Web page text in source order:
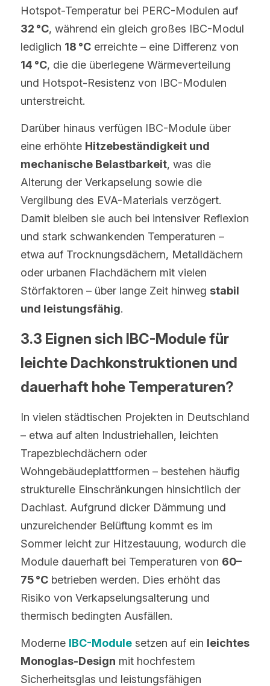
32 °C, während ein gleich großes IBC-Modul
lediglich 18 °C
14 °C, die die überlegene Wärmeverteilung
und Hotspot-Resistenz von IBC-Modulen
unterstreicht.
Darüber hinaus verfügen IBC-Module über
eine erhöhte Hitzebeständigkeit und
mechanische Belastbarkeit, was die
Alterung der Verkapselung sowie die
Vergilbung des EVA-Materials verzögert.
Damit bleiben sie auch bei intensiver Reflexion
und stark schwankenden Temperaturen –
etwa auf Trocknungsdächern, Metalldächern
oder urbanen Flachdächern mit vielen
Störfaktoren – über lange Zeit hinweg stabil
und leistungsfähig.
3.3 Eignen sich IBC-Module für
leichte Dachkonstruktionen und
dauerhaft hohe Temperaturen?
In vielen städtischen Projekten in Deutschland
– etwa auf alten Industriehallen, leichten
Trapezblechdächern oder
Wohngebäudeplattformen – bestehen häufig
strukturelle Einschränkungen hinsichtlich der
Dachlast. Aufgrund dicker Dämmung und
unzureichender Belüftung kommt es im
Sommer leicht zur Hitzestauung, wodurch die
Module dauerhaft bei Temperaturen von 60–
75 °C betrieben werden. Dies erhöht das
Risiko von Verkapselungsalterung und
thermisch bedingten Ausfällen.
Moderne IBC-Module setzen auf ein leichtes
Monoglas-Design mit hochfestem
Sicherheitsglas und leistungsfähigen